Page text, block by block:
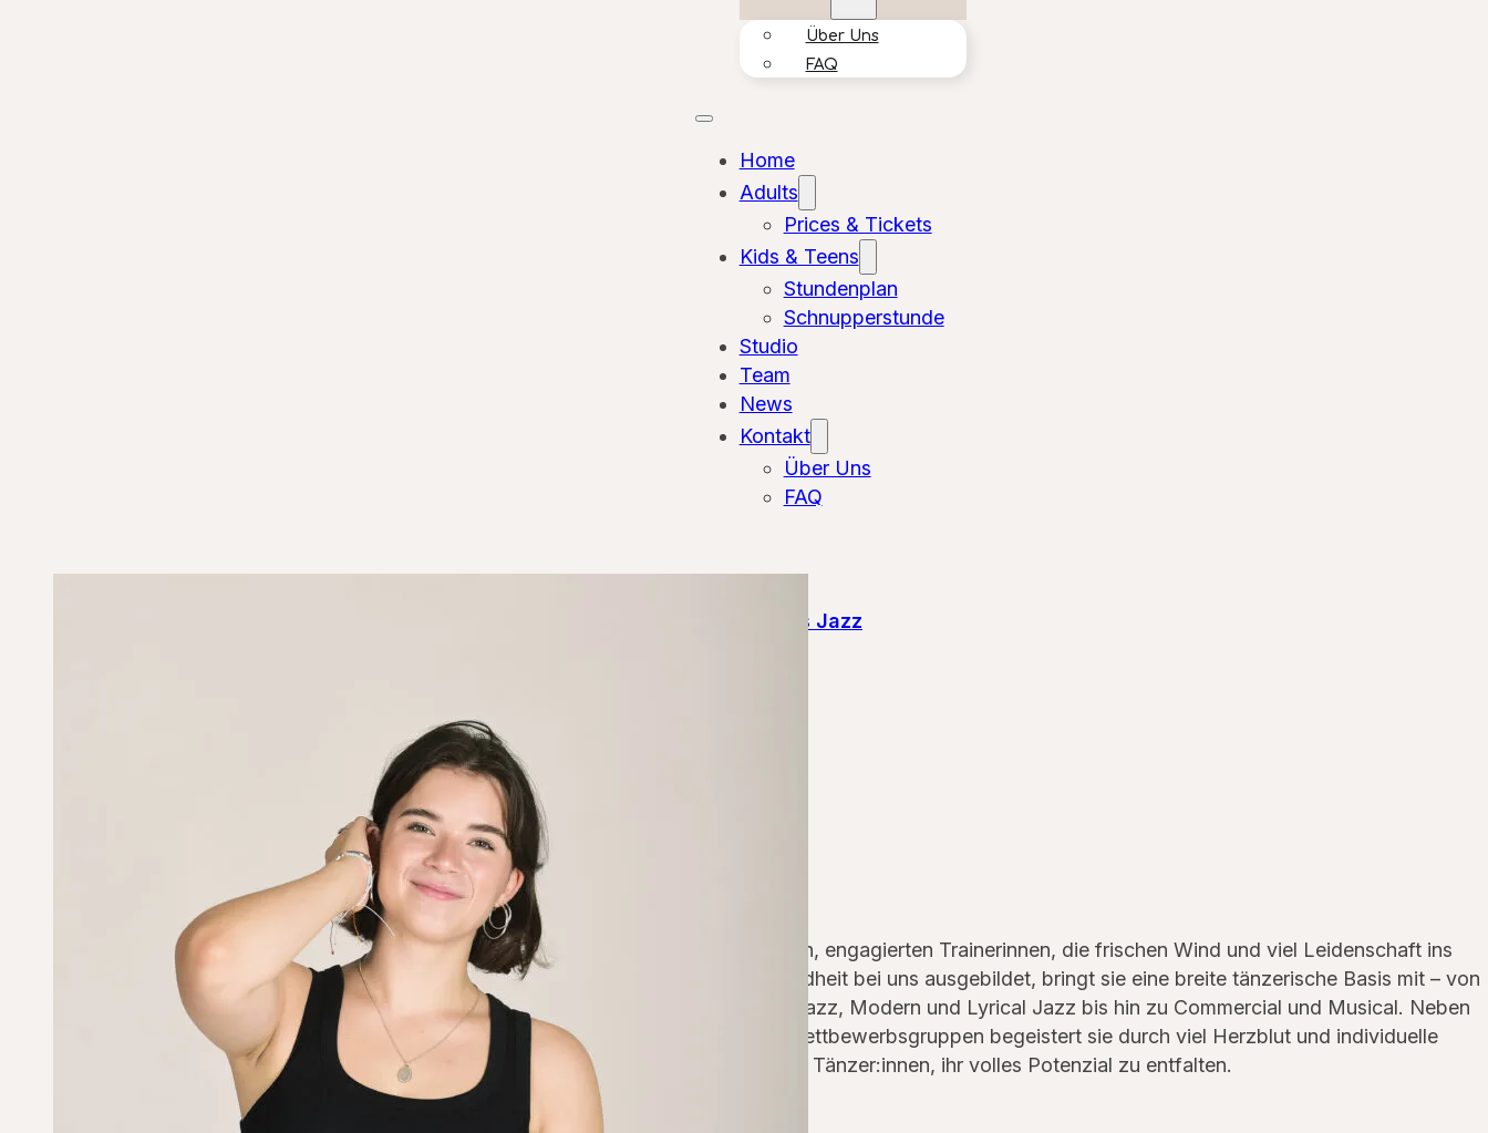
Über Uns
FAQ
Home
Adults
Prices & Tickets
Kids & Teens
Stundenplan
Schnupperstunde
Studio
Team
News
Kontakt
Über Uns
FAQ
Kids&Teens Jazz
Lilly ist eine unserer jungen, engagierten Trainerinnen, die frischen Wind und viel Leidenschaft ins
Team bringt. Seit ihrer Kindheit bei uns ausgebildet, bringt sie eine breite tänzerische Basis mit – von
klassischem Ballett über Jazz, Modern und Lyrical Jazz bis hin zu Commercial und Musical. Neben
ihrer Arbeit mit unseren Wettbewerbsgruppen begeistert sie durch viel Herzblut und individuelle
Förderung und hilft jungen Tänzer:innen, ihr volles Potenzial zu entfalten.